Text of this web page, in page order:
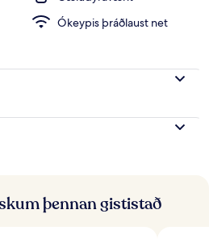
Ókeypis þráðlaust net
þennan gististað